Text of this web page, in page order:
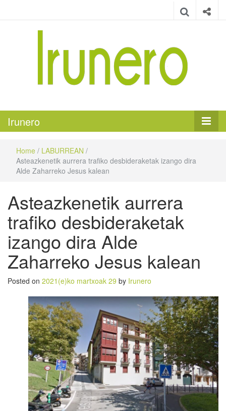
Irunero
Home / LABURREAN /
Asteazkenetik aurrera trafiko desbideraketak izango dira
Alde Zaharreko Jesus kalean
Asteazkenetik aurrera
trafiko desbideraketak
izango dira Alde
Zaharreko Jesus kalean
Posted on 2021(e)ko martxoak 29 by Irunero